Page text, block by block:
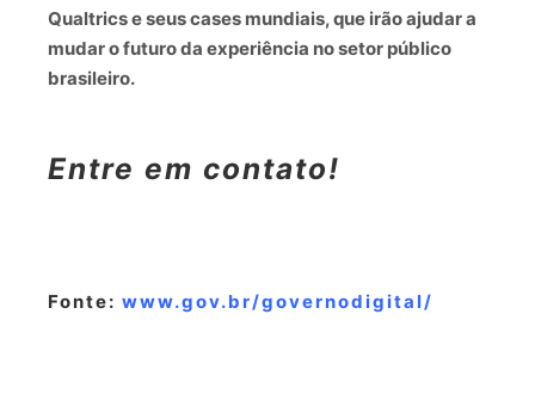
Qualtricse seus cases mundiais, que irão ajudar a
mudar o futuro da experiência no setor público
brasileiro.
Entre em contato!
Fonte: www.gov.br/governodigital/